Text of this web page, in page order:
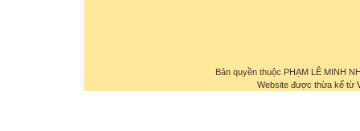
Bản quyền thuộc PHẠM LÊ MINH
Website được thừa kế từ